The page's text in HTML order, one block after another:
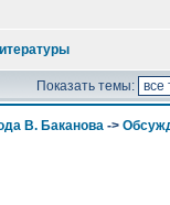
Показать темы:
В. Баканова ->